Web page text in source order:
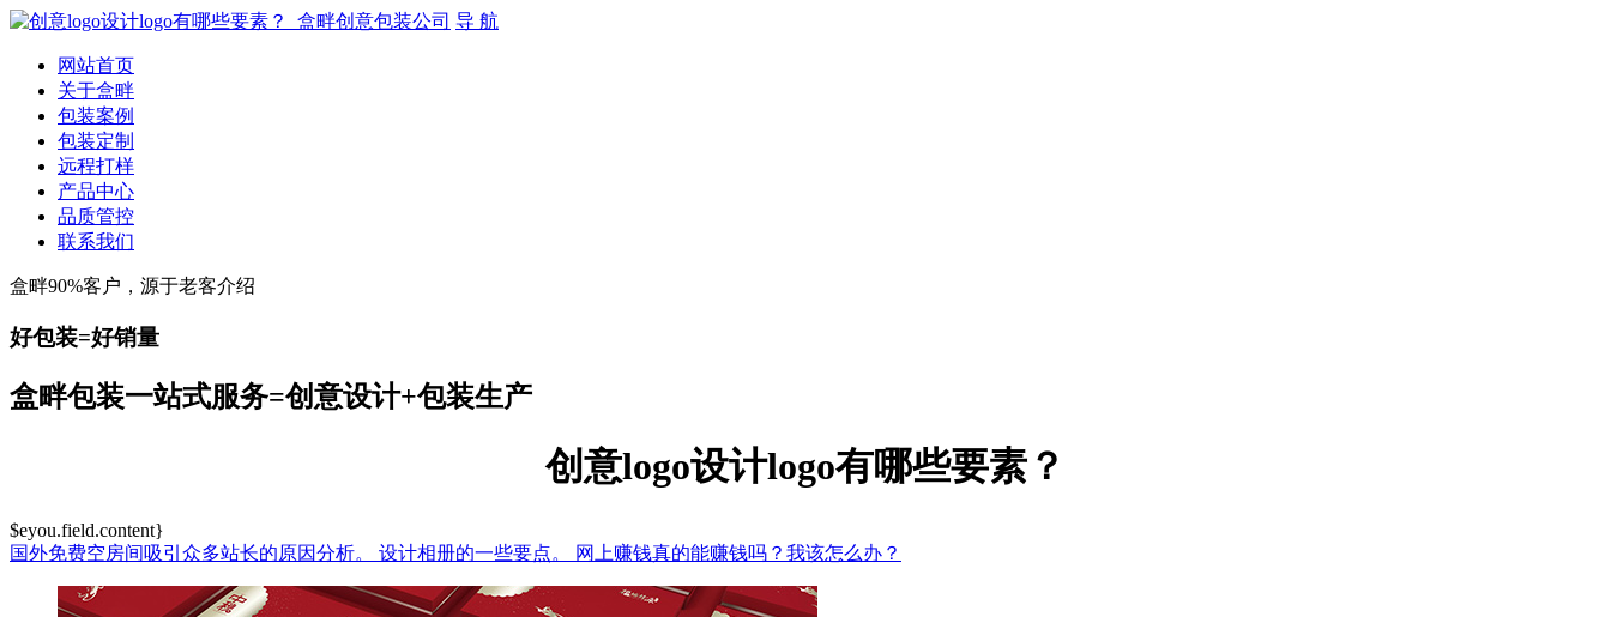
导 航
网站首页
关于盒畔
包装案例
包装定制
远程打样
产品中心
品质管控
联系我们
盒畔90%客户，源于老客介绍
好包装=好销量
盒畔包装一站式服务=创意设计+包装生产
创意logo设计logo有哪些要素？
$eyou.field.content}
国外免费空房间吸引众多站长的原因分析。 设计相册的一些要点。 网上赚钱真的能赚钱吗？我该怎么办？